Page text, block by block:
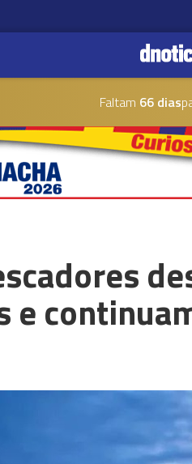
Faltam 66 dias
e